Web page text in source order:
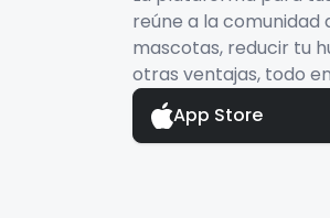
reúne a la comunidad
mascotas, reducir tu
otras ventajas, todo
App Store